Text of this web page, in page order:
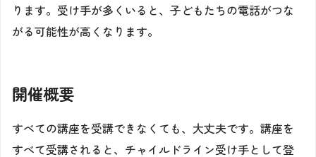
ります。受け手が多くいると、子どもたちの電話がつな
がる可能性が高くなります。
開催概要
すべての講座を受講できなくても、大丈夫です。講座を
すべて受講されると、チャイルドライン受け手として登